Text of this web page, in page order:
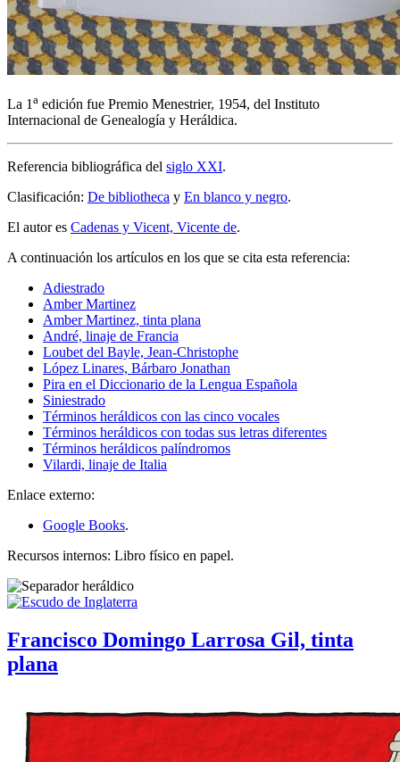
La 1a edición fue Premio Menestrier, 1954, del Instituto
Internacional de Genealogía y Heráldica.
Referencia bibliográfica del siglo XXI.
Clasificación: De bibliotheca y En blanco y negro.
El autor es Cadenas y Vicent, Vicente de.
A continuación los artículos en los que se cita esta referencia:
Adiestrado
Amber Martinez
Amber Martinez, tinta plana
André, linaje de Francia
Loubet del Bayle, Jean-Christophe
López Linares, Bárbaro Jonathan
Pira en el Diccionario de la Lengua Española
Siniestrado
Términos heráldicos con las cinco vocales
Términos heráldicos con todas sus letras diferentes
Términos heráldicos palíndromos
Vilardi, linaje de Italia
Enlace externo:
Google Books.
Recursos internos: Libro físico en papel.
Francisco Domingo Larrosa Gil, tinta
plana